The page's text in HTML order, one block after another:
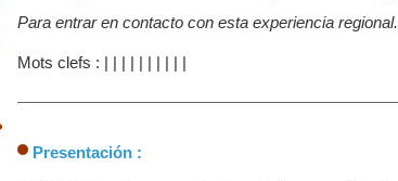
Para entrar en contacto con esta experiencia regional.
Mots clefs : | | | | | | | | | |
Presentación :